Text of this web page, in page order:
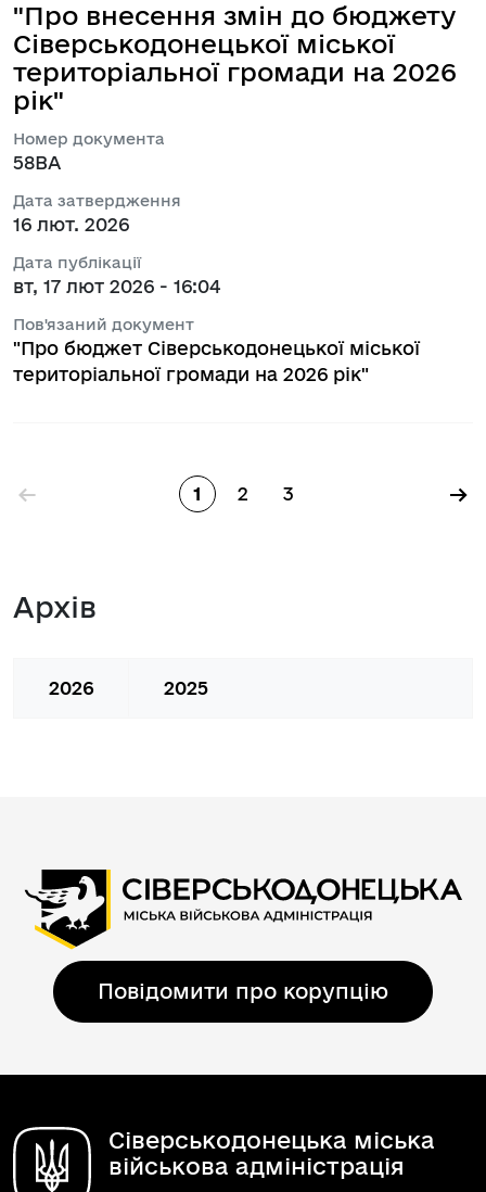
"Про внесення змін до бюджету
Сіверськодонецької міської
територіальної громади на 2026
рік"
Номер документа
58ВА
Дата затвердження
16 лют. 2026
Дата публікації
вт, 17 лют 2026 - 16:04
Пов'язаний документ
"Про бюджет Сіверськодонецької міської
територіальної громади на 2026 рік"
Розбивка на сторінки
← Сторінка
1
Сторінка
2
Сторінка
3 →
Архів
2026 2025
Повідомити про корупцію
Сіверськодонецька міська
військова адміністрація